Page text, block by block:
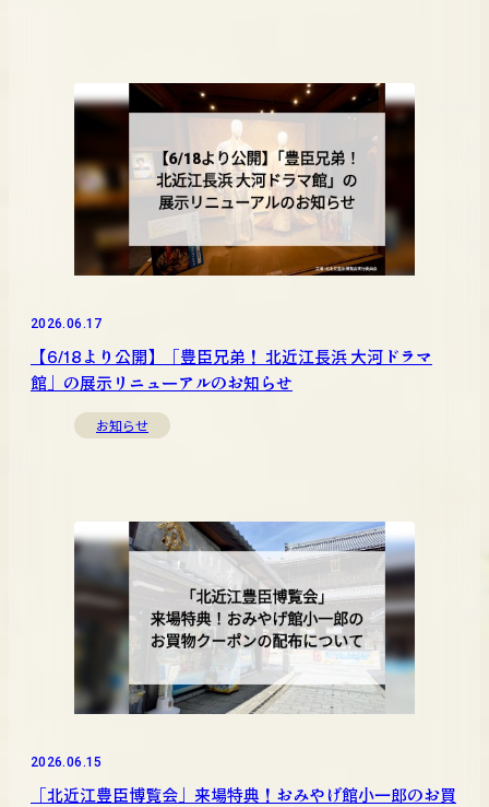
2026.06.17
【6/18より公開】「豊臣兄弟！ 北近江長浜 大河ドラマ
館」の展示リニューアルのお知らせ
お知らせ
2026.06.15
「北近江豊臣博覧会」来場特典！おみやげ館小一郎のお買